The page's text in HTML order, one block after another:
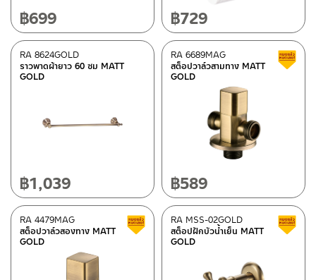
฿699 ฿729
ราวพาดผ้ายาว 60 ซม MATT
GOLD
RA 8624GOLD
฿1,039
สต็อปวาล์วสามทาง MATT
GOLD
RA 6689MAG
฿589
สต็อปวาล์วสองทาง MATT
GOLD
RA 4479MAG Clearance sale
สต็อปฝักบัวน้ำเย็น MATT
GOLD
RA MSS-02GOLD